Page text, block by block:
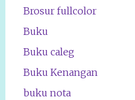
Brosur fullcolor
Buku
Buku caleg
Buku Kenangan
buku nota